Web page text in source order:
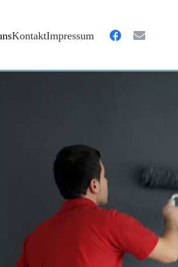
KontaktImpressum